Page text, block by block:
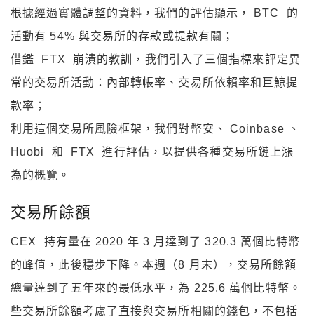
根據經過實體調整的資料，我們的評估顯示， BTC 的
活動有 54% 與交易所的存款或提款有關；
借鑑 FTX 崩潰的教訓，我們引入了三個指標來評定異
常的交易所活動：內部轉帳率、交易所依賴率和巨鯨提
款率；
利用這個交易所風險框架，我們對幣安、 Coinbase 、
Huobi 和 FTX 進行評估，以提供各種交易所鏈上漲
為的概覽。
交易所餘額
CEX 持有量在 2020 年 3 月達到了 320.3 萬個比特幣
的峰值，此後穩步下降。本週（8 月末），交易所餘額
總量達到了五年來的最低水平，為 225.6 萬個比特幣。
些交易所餘額考慮了直接與交易所相關的錢包，不包括